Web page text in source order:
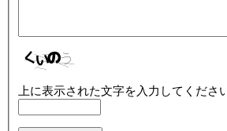
上に表示された文字を入力してくださ